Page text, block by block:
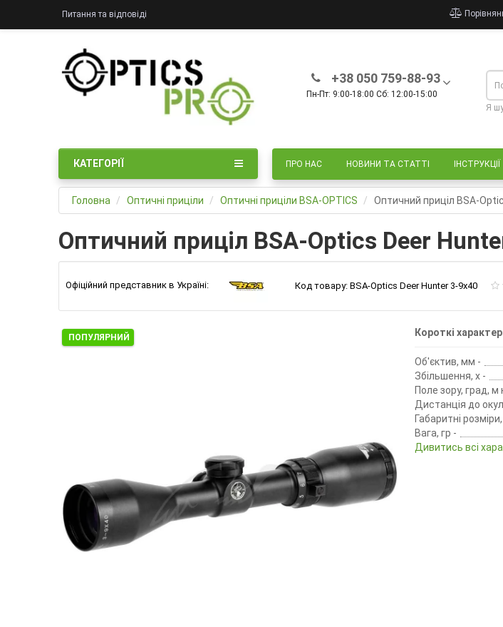
Питання та відповіді
+38 050 759-88-93
Пн-Пт: 9:00-18:00 Сб: 12:00-15:00
Я
ПРО НАС НОВИНИ ТА СТАТТІ ІНСТРУКЦІЇ
КАТЕГОРІЇ
Головна Оптичні приціли Оптичні приціли BSA-OPTICS Оптичний приціл BSA-
Оптичний приціл BSA-Optics Deer
Офіційний представник в Україні: Код товару: BSA-Optics Deer Hunter 3-9х40
ПОПУЛЯРНИЙ Короткі
Об'єктив, мм -
Збільшення, х -
Поле зору, град, м
Дистанція до
Габаритні
Вага, гр -
Дивитись всі